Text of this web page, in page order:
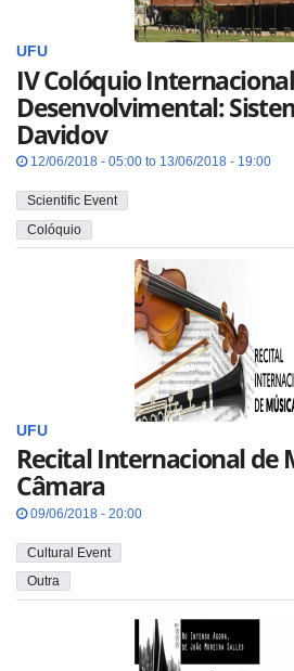
UFU
IV Colóquio
Desenvolvimental:
Davidov
12/06/2018 - 05:00 to 13/06/2018 - 19:00
Scientific Event
Colóquio
UFU
Recital Internacional de
Câmara
09/06/2018 - 20:00
Cultural Event
Outra